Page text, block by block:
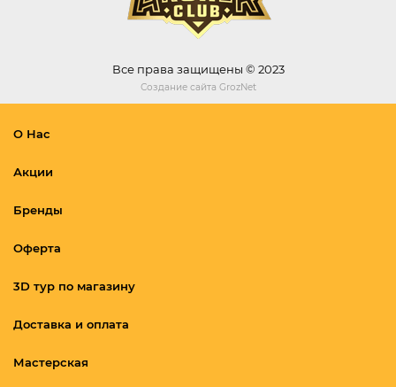
Все права защищены © 2023
Создание сайта GrozNet
О Нас
Акции
Бренды
Оферта
3D тур по магазину
Доставка и оплата
Мастерская